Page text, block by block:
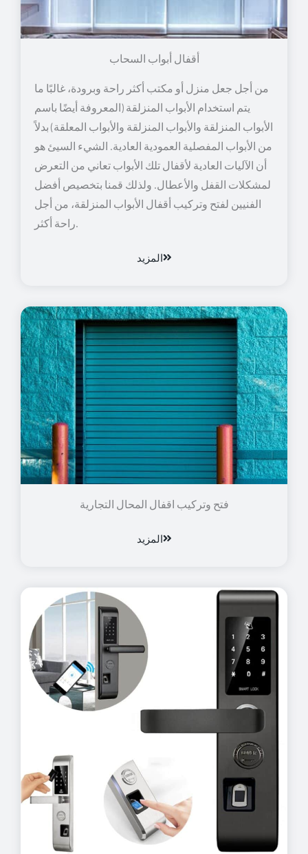
أقفال أبواب السحاب
من أجل جعل منزل أو مكتب أكثر راحة وبرودة، غالبًا ما
يتم استخدام الأبواب المنزلقة (المعروفة أيضًا باسم
الأبواب المنزلقة والأبواب المنزلقة والأبواب المعلقة) بدلاً
من الأبواب المفصلية العمودية العادية. الشيء السيئ هو
أن الآليات العادية لأقفال تلك الأبواب تعاني من التعرض
لمشكلات القفل والأعطال. ولذلك قمنا بتخصيص أفضل
الفنيين لفتح وتركيب أقفال الأبواب المنزلقة، من أجل
راحة أكثر.
المزيد
فتح وتركيب اقفال المحال التجارية
المزيد